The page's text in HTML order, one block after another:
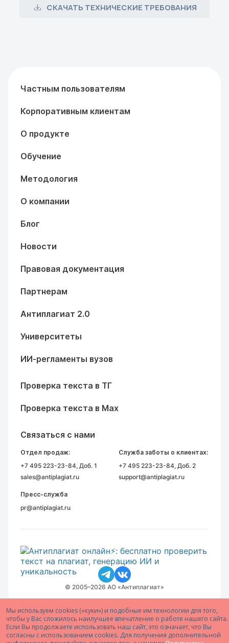
Мы используем cookies («куки») и подобные им технологии для того,
чтобы у Вас сложилось наилучшее впечатление о работе нашего сайта.
Если Вы продолжаете использовать наш сайт, это означает, что Вы
согласны с использованием cookies. Для получения дополнительной
СКАЧАТЬ ТЕХНИЧЕСКИЕ ТРЕБОВАНИЯ
Частным пользователям
Корпоративным клиентам
О продукте
Обучение
Методология
О компании
Блог
Новости
Правовая документация
Партнерам
Антиплагиат 2.0
Университеты
ИИ-регламенты вузов
Проверка текста в ТГ
Проверка текста в Max
Связаться с нами
Отдел продаж:
+7 495 223-23-84, Доб. 1
sales@antiplagiat.ru
Служба заботы о клиентах:
+7 495 223-23-84, Доб. 2
support@antiplagiat.ru
Пресс-служба
pr@antiplagiat.ru
© 2005–2026 АО «Антиплагиат»